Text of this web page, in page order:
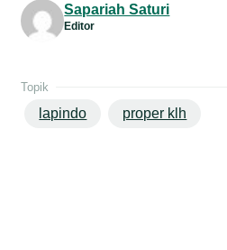
Sapariah Saturi
Editor
Topik
lapindo proper klh